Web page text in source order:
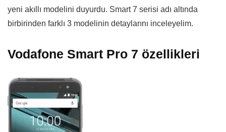
yeni akıllı modelini duyurdu. Smart 7 serisi adı altında
birbirinden farklı 3 modelinin detaylarını inceleyelim.
Vodafone Smart Pro 7 özellikleri